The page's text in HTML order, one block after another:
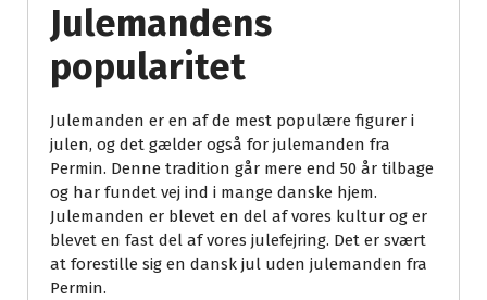
Julemandens
popularitet
Julemanden er en af de mest populære figurer i
julen, og det gælder også for julemanden fra
Permin. Denne tradition går mere end 50 år tilbage
og har fundet vej ind i mange danske hjem.
Julemanden er blevet en del af vores kultur og er
blevet en fast del af vores julefejring. Det er svært
at forestille sig en dansk jul uden julemanden fra
Permin.